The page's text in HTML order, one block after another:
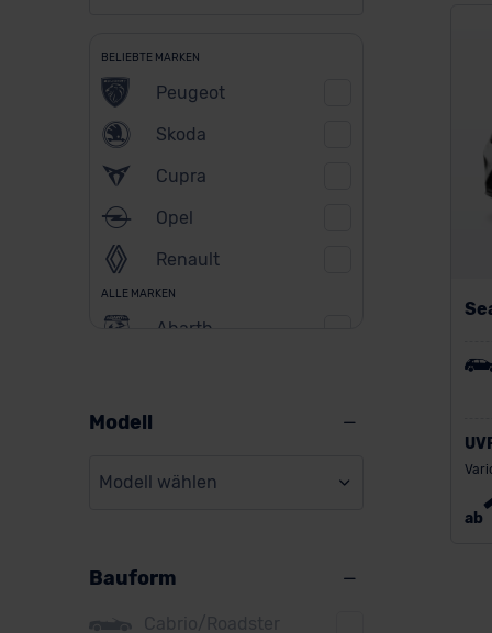
BELIEBTE MARKEN
Peugeot
Skoda
Cupra
Opel
Renault
ALLE MARKEN
Abarth
BMW
Citroen
Cupra
Modell
Modell wählen
Bauform
Cabrio/Roadster
ab